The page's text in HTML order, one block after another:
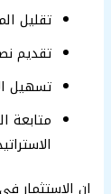
تقليل
تقديم
تسهيل
متابعة
إن الاستثمار